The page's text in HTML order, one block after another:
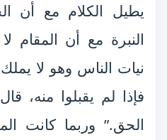
يطيل الكلام مع أن
النبرة مع أن المقام
نيات الناس وهو لا
فإذا لم يقبلوا منه،
الحق.” وربما كانت